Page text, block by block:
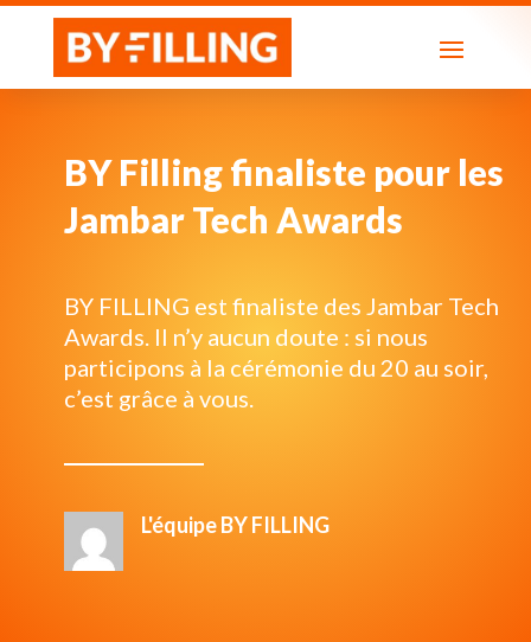
BY Filling finaliste pour les
Jambar Tech Awards
BY FILLING est finaliste des Jambar Tech
Awards. Il n’y aucun doute : si nous
participons à la cérémonie du 20 au soir,
c’est grâce à vous.
L'équipe BY FILLING